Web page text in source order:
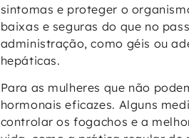
sintomas e proteger o
baixas e seguras do que no
administração, como géis ou
hepáticas.
Para as mulheres que não
hormonais eficazes. Alguns
controlar os fogachos e a